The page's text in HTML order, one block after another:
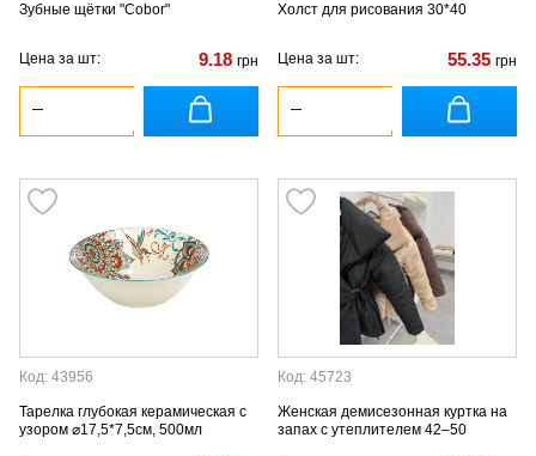
Зубные щётки "Cobor"
Цена за шт: 9.18 грн
Холст для рисования 30*40
Цена за шт: 55.35 грн
Код: 43956
Тарелка глубокая керамическая с
узором ⌀17,5*7,5см, 500мл
Код: 45723
Женская демисезонная куртка на
запах с утеплителем 42–50